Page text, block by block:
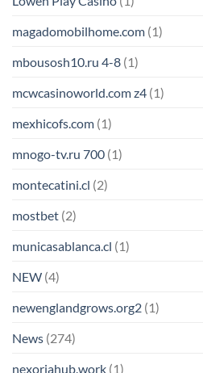
magadomobilhome.com (1)
mbousosh10.ru 4-8 (1)
mcwcasinoworld.com z4 (1)
mexhicofs.com (1)
mnogo-tv.ru 700 (1)
montecatini.cl (2)
mostbet (2)
municasablanca.cl (1)
NEW (4)
newenglandgrows.org2 (1)
News (274)
nexoriahub.work (1)